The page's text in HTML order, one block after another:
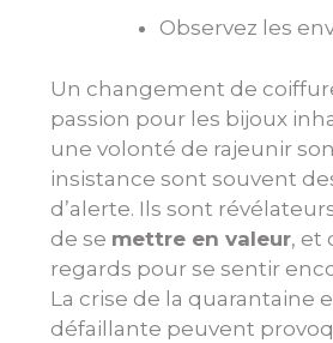
Observez les
Un changement de
passion pour les bijoux
une volonté de rajeunir
insistance sont souvent
d’alerte. Ils sont
de se mettre en valeur, et
regards pour se sentir
La crise de la quarantaine
défaillante peuvent